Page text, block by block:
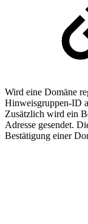
Wird eine Domäne
Hinweisgruppen-ID
Zusätzlich wird ein
Adresse gesendet.
Bestätigung einer